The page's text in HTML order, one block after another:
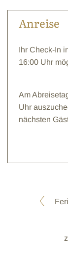
Anreise
Ihr Check-In
16:00 Uhr
Am
Uhr
nächsten